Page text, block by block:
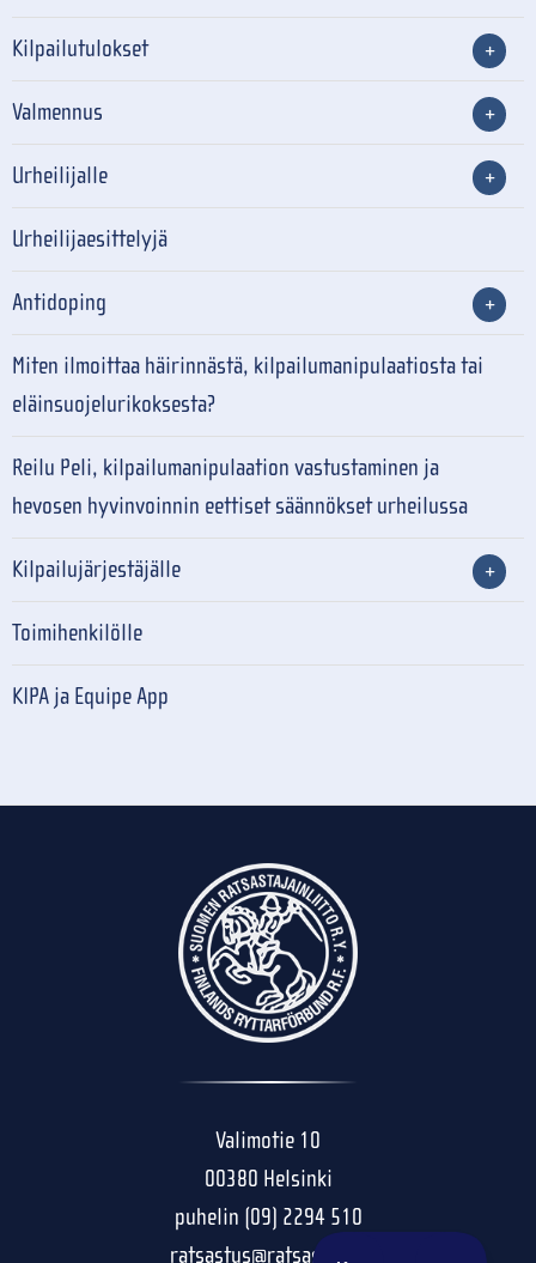
Kilpailutulokset
Valmennus
Urheilijalle
Urheilijaesittelyjä
Antidoping
Miten ilmoittaa häirinnästä, kilpailumanipulaatiosta tai
eläinsuojelurikoksesta?
Reilu Peli, kilpailumanipulaation vastustaminen ja
hevosen hyvinvoinnin eettiset säännökset urheilussa
Kilpailujärjestäjälle
Toimihenkilölle
KIPA ja Equipe App
Valimotie 10
00380 Helsinki
puhelin (09) 2294 510
ratsastus@ratsastus.fi